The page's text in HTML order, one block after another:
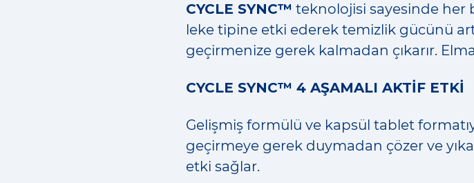
CYCLE SYNC™ teknolojisi sayesinde her
leke tipine etki ederek temizlik gücünü
geçirmenize gerek kalmadan çıkarır.
CYCLE SYNC™ 4 AŞAMALI AKTİF ETKİ
Gelişmiş formülü ve kapsül tablet
geçirmeye gerek duymadan çözer ve
etki sağlar.